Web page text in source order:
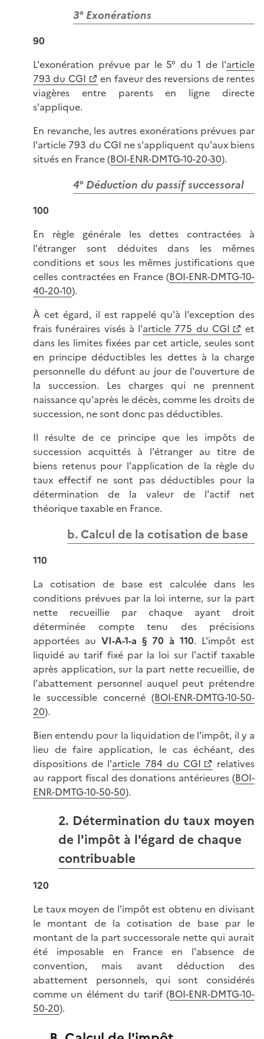
3° Exonérations
90
L'exonération prévue par le 5° du 1 de l'article
793 du CGI
en faveur des reversions de rentes
viagères entre parents en ligne directe
s'applique.
En revanche, les autres exonérations prévues par
l'article 793 du CGI ne s'appliquent qu'aux biens
situés en France (BOI-ENR-DMTG-10-20-30).
4° Déduction du passif successoral
100
En règle générale les dettes contractées à
l'étranger sont déduites dans les mêmes
conditions et sous les mêmes justifications que
celles contractées en France (BOI-ENR-DMTG-10-
40-20-10).
À cet égard, il est rappelé qu'à l'exception des
frais funéraires visés à l'article 775 du CGI
et
dans les limites fixées par cet article, seules sont
en principe déductibles les dettes à la charge
personnelle du défunt au jour de l'ouverture de
la succession. Les charges qui ne prennent
naissance qu'après le décès, comme les droits de
succession, ne sont donc pas déductibles.
Il résulte de ce principe que les impôts de
succession acquittés à l'étranger au titre de
biens retenus pour l'application de la règle du
taux effectif ne sont pas déductibles pour la
détermination de la valeur de l'actif net
théorique taxable en France.
b. Calcul de la cotisation de base
110
La cotisation de base est calculée dans les
conditions prévues par la loi interne, sur la part
nette recueillie par chaque ayant droit
déterminée compte tenu des précisions
apportées au VI-A-1-a § 70 à 110. L'impôt est
liquidé au tarif fixé par la loi sur l'actif taxable
après application, sur la part nette recueillie, de
l'abattement personnel auquel peut prétendre
le successible concerné (BOI-ENR-DMTG-10-50-
20).
Bien entendu pour la liquidation de l'impôt, il y a
lieu de faire application, le cas échéant, des
dispositions de l'article 784 du CGI
relatives
au rapport fiscal des donations antérieures (BOI-
ENR-DMTG-10-50-50).
2. Détermination du taux moyen
de l'impôt à l'égard de chaque
contribuable
120
Le taux moyen de l'impôt est obtenu en divisant
le montant de la cotisation de base par le
montant de la part successorale nette qui aurait
été imposable en France en l'absence de
convention, mais avant déduction des
abattement personnels, qui sont considérés
comme un élément du tarif (BOI-ENR-DMTG-10-
50-20).